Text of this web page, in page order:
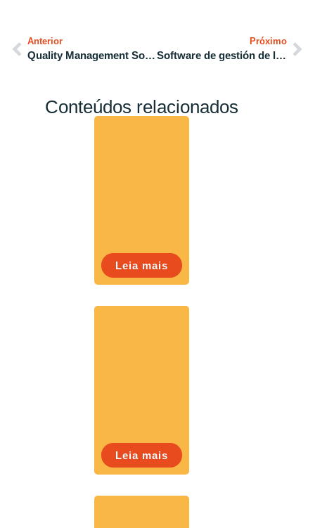
Anterior
Quality Management Software: real-time efficiency and control
Próximo
Software de gestión de la calidad: eficiencia y control en tiempo real
Conteúdos relacionados
Leia mais
Leia mais